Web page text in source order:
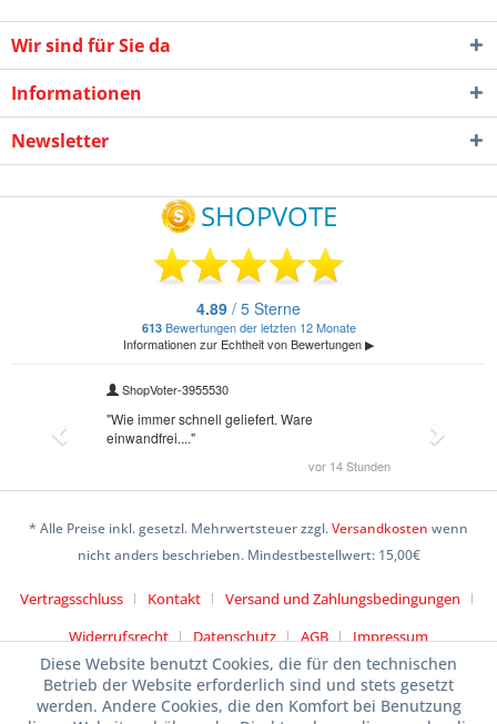
Wir sind für Sie da
Informationen
Newsletter
* Alle Preise inkl. gesetzl. Mehrwertsteuer zzgl.Versandkosten wenn
nicht anders beschrieben. Mindestbestellwert: 15,00€
Vertragsschluss Kontakt
Versand und Zahlungsbedingungen
Widerrufsrecht
Datenschutz AGB Impressum
Diese Website benutzt Cookies, die für den technischen
Betrieb der Website erforderlich sind und stets gesetzt
werden. Andere Cookies, die den Komfort bei Benutzung